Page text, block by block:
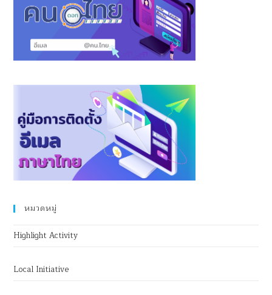
หมวดหมู่
Highlight Activity
Local Initiative